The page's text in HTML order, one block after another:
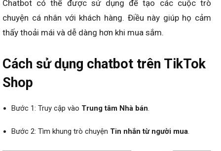
Chatbot có thể được sử dụng để tạo các cuộc trò
chuyện cá nhân với khách hàng. Điều này giúp họ cảm
thấy thoải mái và dễ dàng hơn khi mua sắm.
Cách sử dụng chatbot trên TikTok
Shop
Bước 1: Truy cập vào Trung tâm Nhà bán.
Bước 2: Tìm khung trò chuyện Tin nhắn từ người mua.